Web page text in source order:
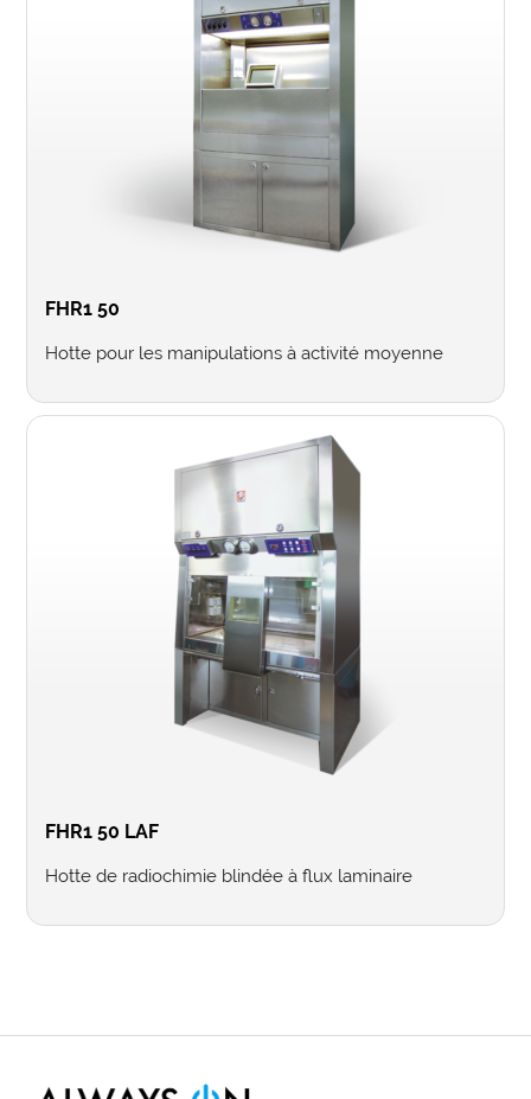
FHR1 50
Hotte pour les manipulations à activité moyenne
FHR1 50 LAF
Hotte de radiochimie blindée à flux laminaire